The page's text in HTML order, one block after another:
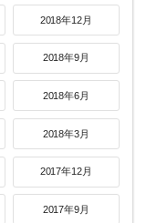
2018年12月
2018年9月
2018年6月
2018年3月
2017年12月
2017年9月